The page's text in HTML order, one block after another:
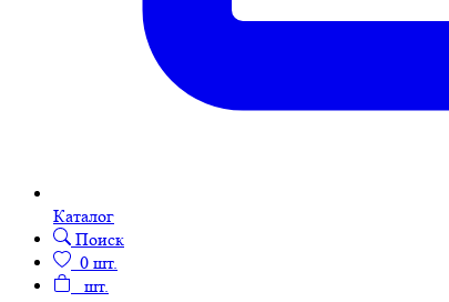
Каталог
Поиск
0 шт.
шт.